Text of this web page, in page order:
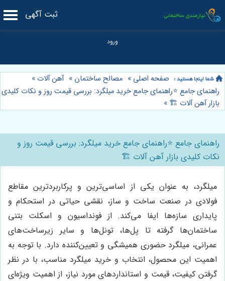
ثبت آگهی
صفحه اصلی » مصالح ساختمان » آهن آلات »
راهنمای جامع ⭐️راهنمای جامع خرید میلگرد: بررسی قیمت روز و نکات کلیدی
بازار آهن آلات 🏗️ »
راهنمای جامع ⭐️راهنمای جامع خرید میلگرد: بررسی قیمت روز و
نکات کلیدی بازار آهن آلات 🏗️
میلگرد، به عنوان یکی از اساسی‌ترین و پرکاربردترین مقاطع
فولادی در صنعت ساخت و ساز، نقشی حیاتی در استحکام و
پایداری سازه‌ها ایفا می‌کند. از فونداسیون و اسکلت بتنی
ساختمان‌ها گرفته تا پل‌ها، تونل‌ها و سایر زیرساخت‌های
عمرانی، میلگرد حضوری همیشگی و تعیین‌کننده دارد. با توجه به
اهمیت این محصول، انتخاب و خرید میلگرد مناسب، با در نظر
گرفتن کیفیت، قیمت و استانداردهای مورد نیاز، از اهمیت ویژه‌ای